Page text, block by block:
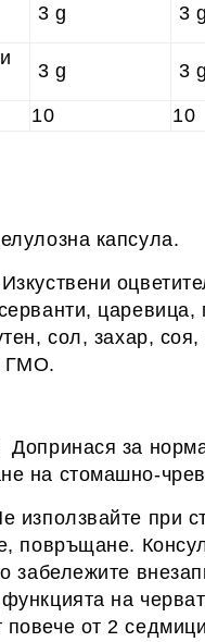
3 g 3 g
3 g 3 g
10 10
капсула.
царевица,
сол, захар,
ГМО.
за
на стомашно-
използвайте при
повръщане.
забележите
на
повече от 2